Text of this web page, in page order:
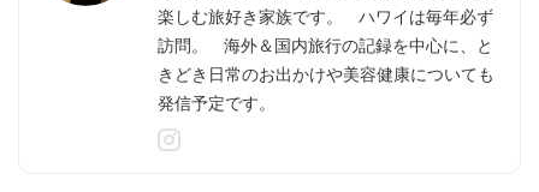
楽しむ旅好き家族です。 ハワイは毎年必ず
訪問。 海外＆国内旅行の記録を中心に、と
きどき日常のお出かけや美容健康についても
発信予定です。